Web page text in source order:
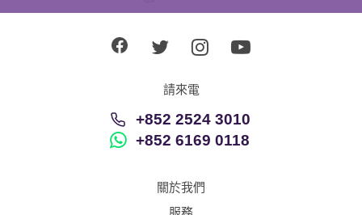
請來電
+852 2524 3010
+852 6169 0118
關於我們